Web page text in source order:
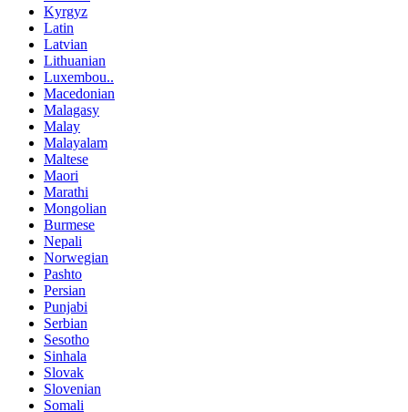
Kyrgyz
Latin
Latvian
Lithuanian
Luxembou..
Macedonian
Malagasy
Malay
Malayalam
Maltese
Maori
Marathi
Mongolian
Burmese
Nepali
Norwegian
Pashto
Persian
Punjabi
Serbian
Sesotho
Sinhala
Slovak
Slovenian
Somali